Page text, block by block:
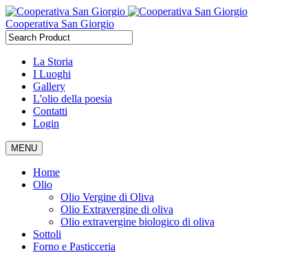
Cooperativa San Giorgio
La Storia
I Luoghi
Gallery
L'olio della poesia
Contatti
Login
MENU
Home
Olio
Olio Vergine di Oliva
Olio Extravergine di oliva
Olio extravergine biologico di oliva
Sottoli
Forno e Pasticceria